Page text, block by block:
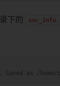
下的
as /